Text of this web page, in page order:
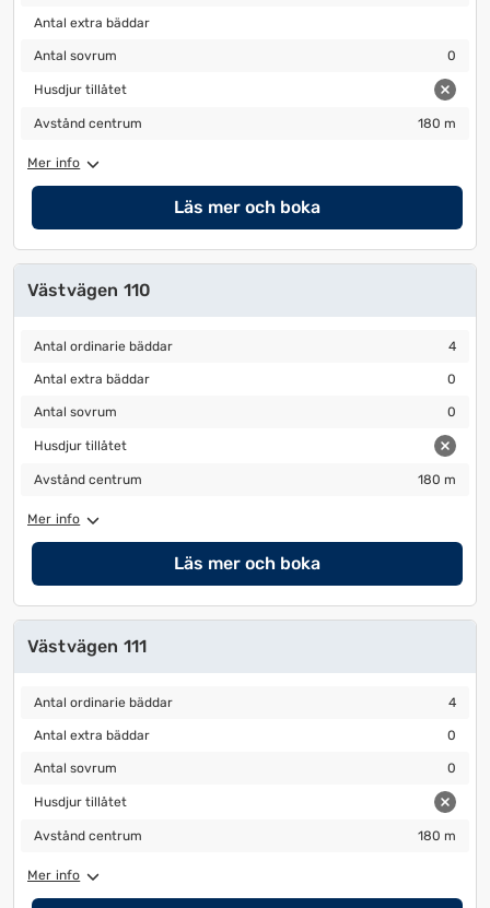
Antal extra bäddar
Antal extra bäddar
Antal sovrum
Antal sovrum 0
Husdjur tillåtet
Husdjur tillåtet
Avstånd centrum
Avstånd centrum 180 m
Mer info
Läs mer och boka
Västvägen 110
Antal ordinarie bäddar
Antal ordinarie bäddar 4
Antal extra bäddar
Antal extra bäddar 0
Antal sovrum
Antal sovrum 0
Husdjur tillåtet
Husdjur tillåtet
Avstånd centrum
Avstånd centrum 180 m
Mer info
Läs mer och boka
Västvägen 111
Antal ordinarie bäddar
Antal ordinarie bäddar 4
Antal extra bäddar
Antal extra bäddar 0
Antal sovrum
Antal sovrum 0
Husdjur tillåtet
Husdjur tillåtet
Avstånd centrum
Avstånd centrum 180 m
Mer info